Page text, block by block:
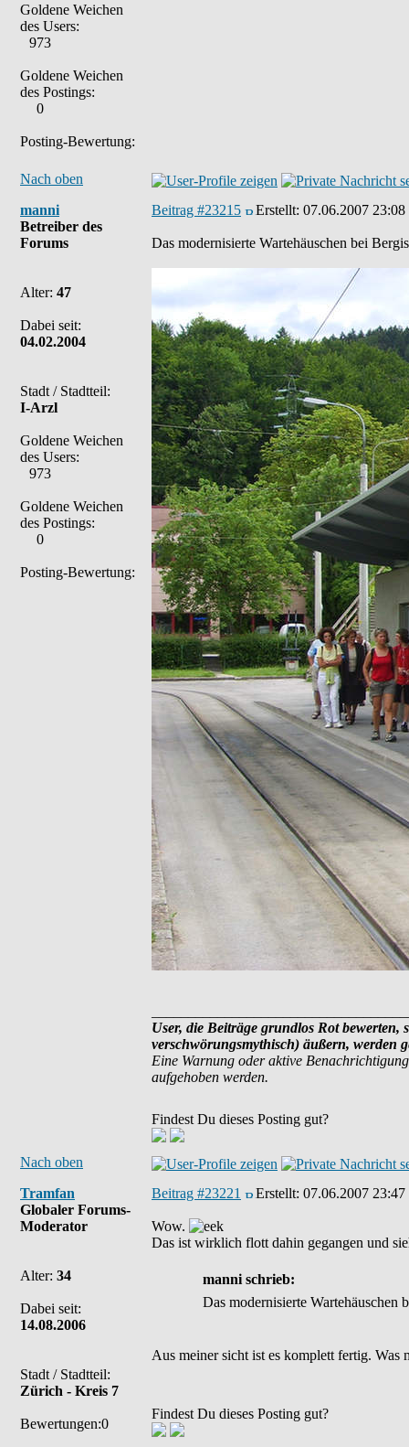
Goldene Weichen
des Users:
973
Goldene Weichen
des Postings:
0
Posting-Bewertung:
Nach oben
manni
Betreiber des
Forums
Alter: 47
Dabei seit:
04.02.2004
Stadt / Stadtteil:
I-Arzl
Goldene Weichen
des Users:
973
Goldene Weichen
des Postings:
0
Posting-Bewertung:
Beitrag #23215 Erstellt: 07.06.2007 23:08
Das modernisierte Wartehäuschen bei
User, die Beiträge grundlos Rot
verschwörungsmythisch) äußern, werden
Eine Warnung oder aktive
aufgehoben werden.
Findest Du dieses Posting gut?
Nach oben
Tramfan
Globaler Forums-
Moderator
Alter: 34
Dabei seit:
14.08.2006
Stadt / Stadtteil:
Zürich - Kreis 7
Bewertungen:0
Beitrag #23221 Erstellt: 07.06.2007 23:47
Wow.
Das ist wirklich flott dahin gegangen und
manni schrieb:
Das modernisierte Wartehäuschen
Aus meiner sicht ist es komplett fertig.
Findest Du dieses Posting gut?